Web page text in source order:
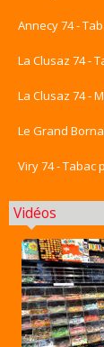
Annecy 74 -
La Clusaz 74 -
La Clusaz 74 -
Le Grand
Viry 74 - Tabac
Vidéos